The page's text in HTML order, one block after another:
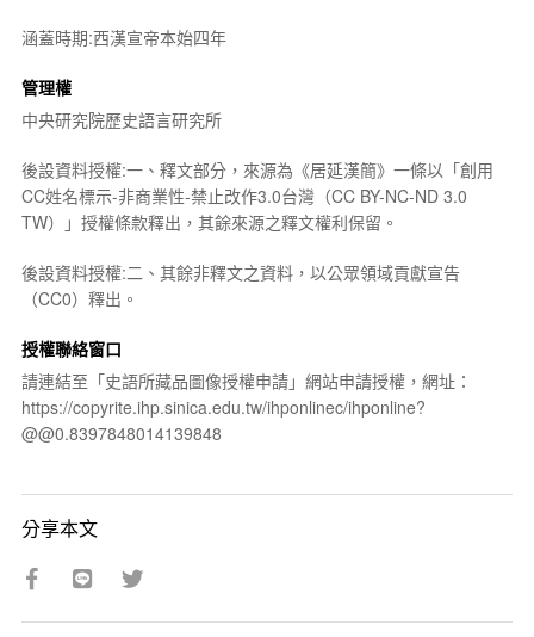
涵蓋時期:西漢宣帝本始四年
管理權
中央研究院歷史語言研究所
後設資料授權:一、釋文部分，來源為《居延漢簡》一條以「創用
CC姓名標示-非商業性-禁止改作3.0台灣（CC BY-NC-ND 3.0
TW）」授權條款釋出，其餘來源之釋文權利保留。
後設資料授權:二、其餘非釋文之資料，以公眾領域貢獻宣告
（CC0）釋出。
授權聯絡窗口
請連結至「史語所藏品圖像授權申請」網站申請授權，網址：
https://copyrite.ihp.sinica.edu.tw/ihponlinec/ihponline?
@@0.8397848014139848
分享本文